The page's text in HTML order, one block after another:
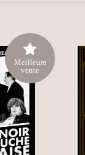
Meilleure
vente